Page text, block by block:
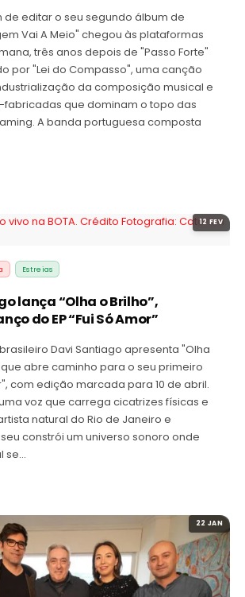
de editar o seu segundo álbum de
Vai A Meio" chegou às plataformas
três anos depois de "Passo Forte"
por "Lei do Compasso", uma canção
da composição musical e
que dominam o topo das
A banda portuguesa composta
12 FEV
Estreias
lança “Olha o Brilho”,
do EP “Fui Só Amor”
Davi Santiago apresenta "Olha
que abre caminho para o seu primeiro
com edição marcada para 10 de abril.
voz que carrega cicatrizes físicas e
natural do Rio de Janeiro e
constrói um universo sonoro onde
se…
22 JAN